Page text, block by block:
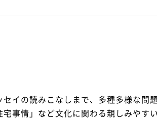
イの読みこなしまで、多種多様な問題
事情」など文化に関わる親しみやす